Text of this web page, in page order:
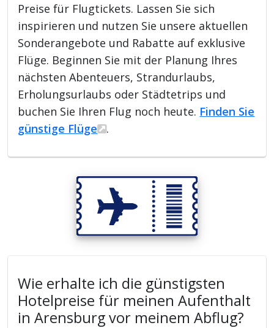
Preise für Flugtickets. Lassen Sie sich
inspirieren und nutzen Sie unsere aktuellen
Sonderangebote und Rabatte auf exklusive
Flüge. Beginnen Sie mit der Planung Ihres
nächsten Abenteuers, Strandurlaubs,
Erholungsurlaubs oder Städtetrips und
buchen Sie Ihren Flug noch heute. Finden Sie
günstige Flüge
.
Wie erhalte ich die günstigsten
Hotelpreise für meinen Aufenthalt
in Arensburg vor meinem Abflug?